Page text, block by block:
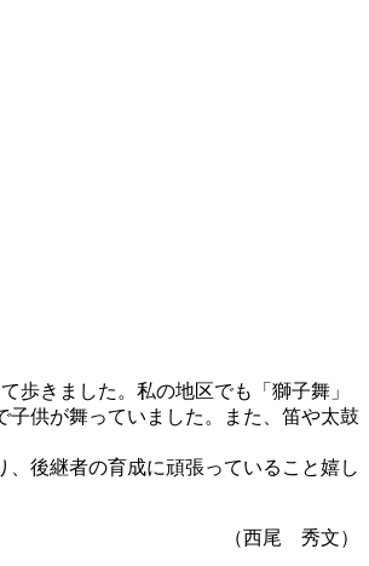
きました。私の地区でも「獅子舞」
供が舞っていました。また、笛や太鼓
後継者の育成に頑張っていること嬉し
（西尾 秀文）